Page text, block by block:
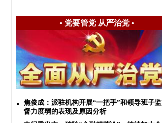
• 党要管党 从严治党•
焦俊成：派驻机构开展“一把手”和领导班子监
督力度弱的表现及原因分析